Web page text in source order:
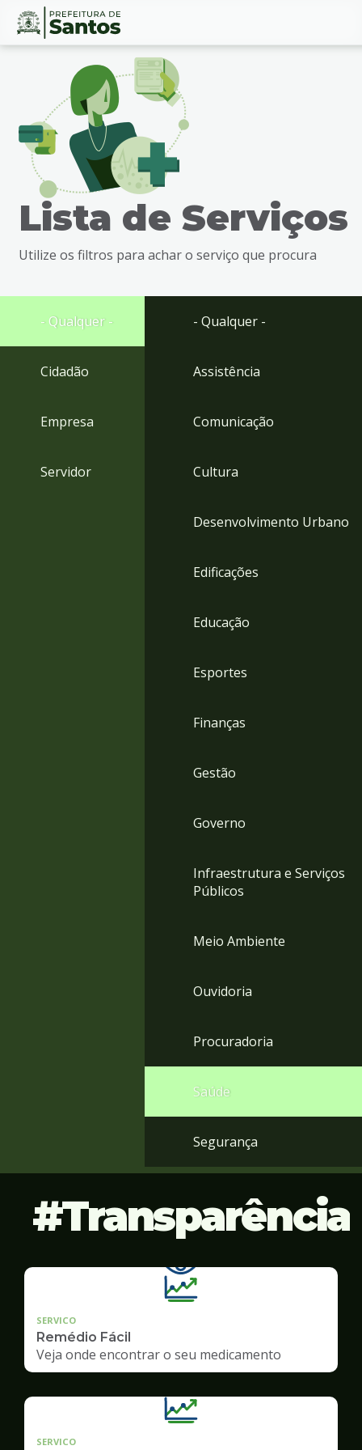
Ir
busca
Ir
rodapé
Conteúdo
Lista de Serviços
Utilize os filtros para achar o serviço que procura
- Qualquer -
Cidadão
Empresa
Servidor
- Qualquer -
Assistência
Comunicação
Cultura
Desenvolvimento Urbano
Edificações
Educação
Esportes
Finanças
Gestão
Governo
Infraestrutura e Serviços
Públicos
Meio Ambiente
Ouvidoria
Procuradoria
Saúde
Segurança
Transparência
SERVICO
Remédio Fácil
Veja onde encontrar o seu medicamento
SERVICO